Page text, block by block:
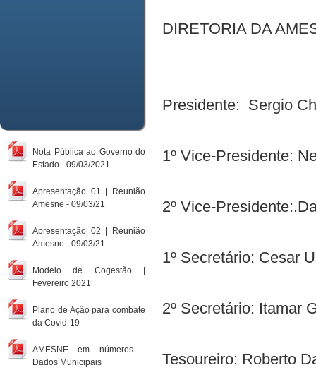
Nota Pública ao Governo do
Estado - 09/03/2021
Apresentação 01 | Reunião
Amesne - 09/03/21
Apresentação 02 | Reunião
Amesne - 09/03/21
Modelo de Cogestão |
Fevereiro 2021
Plano de Ação para combate
da Covid-19
AMESNE em números -
Dados Municipais
DIRETORIA DA
Presidente: Sergio
1º Vice-Presidente:
2º Vice-
1º Secretário: Cesar
2º Secretário: Itamar
Tesoureiro: Roberto